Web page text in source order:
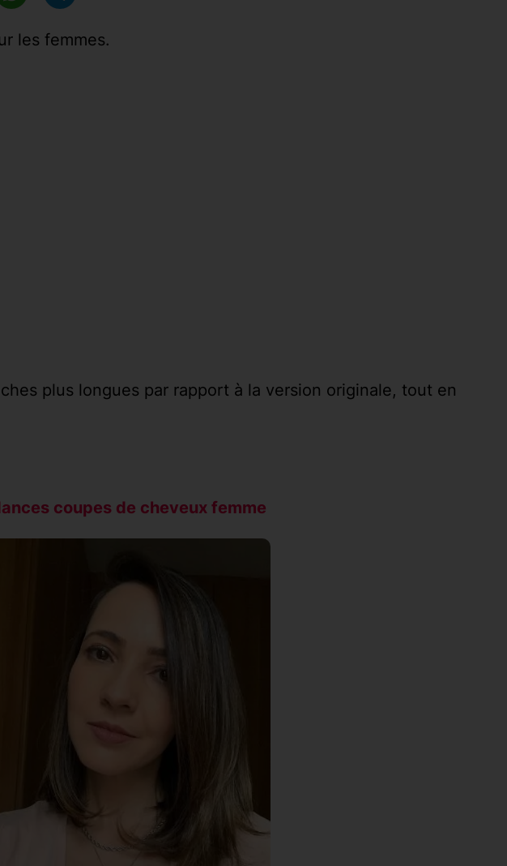
les femmes.
plus longues par rapport à la version originale, tout en
coupes de cheveux femme